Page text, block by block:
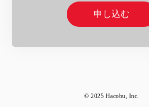
申し込む
© 2025 Hacobu, Inc.